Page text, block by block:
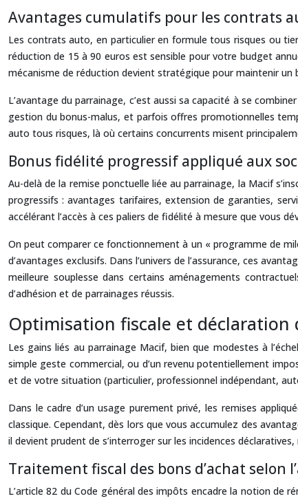
Avantages cumulatifs pour les contrats
Les contrats auto, en particulier en formule tous risques ou
réduction de 15 à 90 euros est sensible pour votre budget
mécanisme de réduction devient stratégique pour maintenir
L’avantage du parrainage, c’est aussi sa capacité à se
gestion du bonus-malus, et parfois offres promotionnelles
auto tous risques, là où certains concurrents misent
Bonus fidélité progressif appliqué aux
Au-delà de la remise ponctuelle liée au parrainage, la Macif
progressifs : avantages tarifaires, extension de garanties,
accélérant l’accès à ces paliers de fidélité à mesure que vous
On peut comparer ce fonctionnement à un « programme de
d’avantages exclusifs. Dans l’univers de l’assurance, ces
meilleure souplesse dans certains aménagements
d’adhésion et de parrainages réussis.
Optimisation fiscale et déclaration
Les gains liés au parrainage Macif, bien que modestes à
simple geste commercial, ou d’un revenu potentiellement
et de votre situation (particulier, professionnel indépendant,
Dans le cadre d’un usage purement privé, les remises
classique. Cependant, dès lors que vous accumulez des
il devient prudent de s’interroger sur les incidences
Traitement fiscal des bons d’achat selon
L’article 82 du Code général des impôts encadre la notion de